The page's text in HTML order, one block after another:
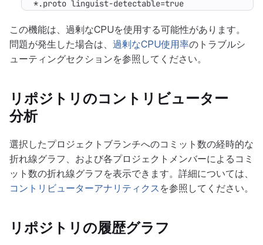
*.proto linguist-detectable=true
この機能は、過剰なCPUを使用する可能性があります。
問題が発生した場合は、 過剰なCPU使用率のトラブルシ
ューティングセクションを参照してください。
リポジトリのコントリビューター
分析
選択したプロジェクトブランチへのコミット数の経時的な
折れ線グラフ、および各プロジェクトメンバーによるコミ
ット数の折れ線グラフを表示できます。詳細については、
コントリビューターアナリティクス を参照してください。
リポジトリの履歴グラフ